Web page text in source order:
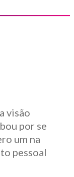
visão
por se
um na
pessoal